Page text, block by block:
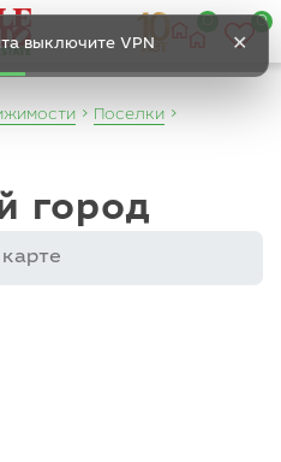
выключите VPN ✕
0
Поселки
город